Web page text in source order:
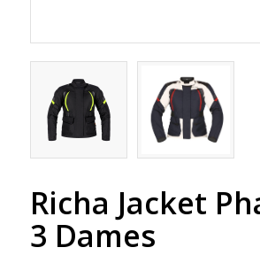
Richa Jacket
3 Dames